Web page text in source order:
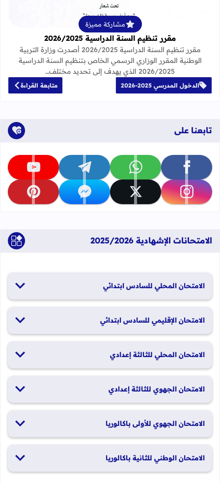
مشاركة مميزة
مقرر تنظيم السنة الدراسية 2026/2025
مقرر تنظيم السنة الدراسية 2026/2025 أصدرت وزارة التربية
الوطنية المقرر الوزاري الرسمي الخاص بتنظيم السنة الدراسية
2026/2025 الذي يهدف إلى تحديد مختلف…
الدخول المدرسي 2025-2026 متابعة القراءة
تابعنا على
تابعنا على facebook تابعنا على whatsapp تابعنا على telegram تابعنا على youtube
تابعنا على instagram تابعنا على x تابعنا على messenger تابعنا على pinterest
الامتحانات الإشهادية 2025/2026
الامتحان المحلي للسادس ابتدائي
الامتحان الإقليمي للسادس ابتدائي
الامتحان المحلي للثالثة إعدادي
الامتحان الجهوي للثالثة إعدادي
الامتحان الجهوي للأولى باكالوريا
2026
الامتحان الوطني للثانية باكالوريا